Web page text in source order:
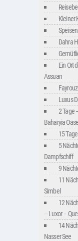
Kleiner
Dahra
Ein Ort
Assuan
Luxus
2 Tage
Baharyia Oase
15
5
Dampfschiff
9
11
Simbel
12
– Luxor –
14
Nasser See